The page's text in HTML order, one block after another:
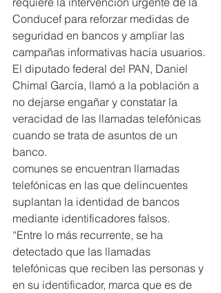
Conducef para reforzar medidas de
seguridad en bancos y ampliar las
campañas informativas hacia usuarios.
El diputado federal del PAN, Daniel
Chimal García, llamó a la población a
no dejarse engañar y constatar la
veracidad de las llamadas telefónicas
cuando se trata de asuntos de un
banco.
comunes se encuentran llamadas
telefónicas en las que delincuentes
suplantan la identidad de bancos
mediante identificadores falsos.
“Entre lo más recurrente, se ha
detectado que las llamadas
telefónicas que reciben las personas y
en su identificador, marca que es de